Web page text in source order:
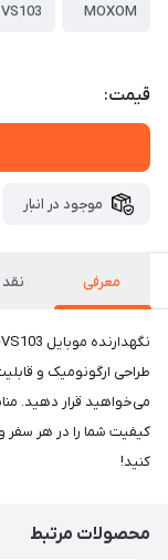
MOXOM
قیمت:
موجود در انبار
معرفی
می‌خواهید قرار دهید.
کیفیت شما را در هر سفر
کنید!
محصولات مرتبط